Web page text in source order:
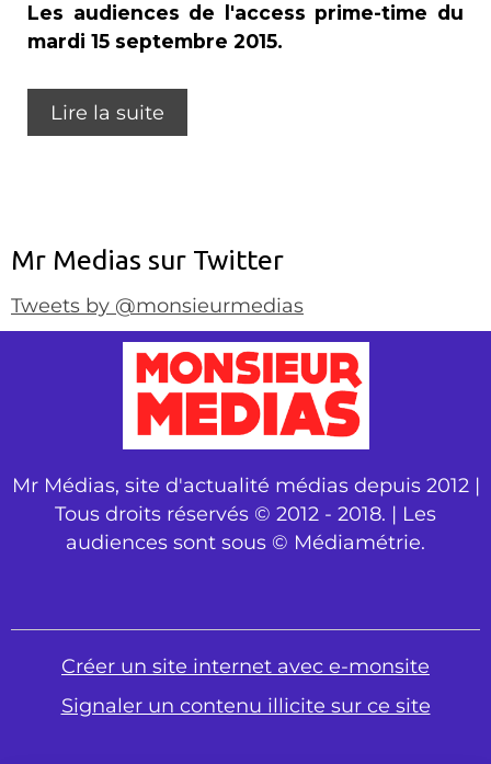
Les audiences de l'access prime-time du
mardi 15 septembre 2015.
Lire la suite
Mr Medias sur Twitter
Tweets by @monsieurmedias
Mr Médias, site d'actualité médias depuis 2012 |
Tous droits réservés © 2012 - 2018. | Les
audiences sont sous © Médiamétrie.
Créer un site internet avec e-monsite
Signaler un contenu illicite sur ce site